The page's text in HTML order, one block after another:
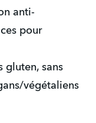
anti-
pour
gluten, sans
végétaliens